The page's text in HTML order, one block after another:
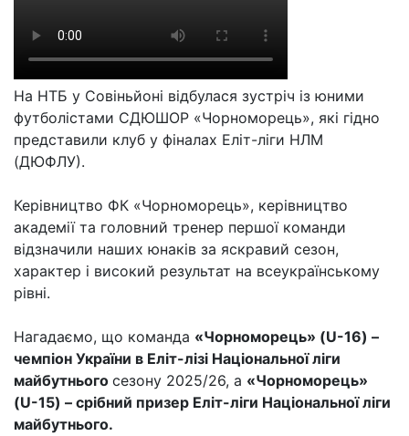
На НТБ у Совіньйоні відбулася зустріч із юними
футболістами СДЮШОР «Чорноморець», які гідно
представили клуб у фіналах Еліт-ліги НЛМ
(ДЮФЛУ).
Керівництво ФК «Чорноморець», керівництво
академії та головний тренер першої команди
відзначили наших юнаків за яскравий сезон,
характер і високий результат на всеукраїнському
рівні.
Нагадаємо, що команда «Чорноморець» (U-16) –
чемпіон України в Еліт-лізі Національної ліги
майбутнього сезону 2025/26, а «Чорноморець»
(U-15) – срібний призер Еліт-ліги Національної ліги
майбутнього.